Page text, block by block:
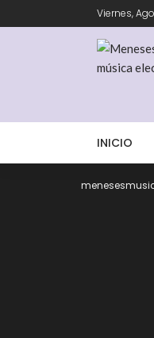
Viernes,
INICIO